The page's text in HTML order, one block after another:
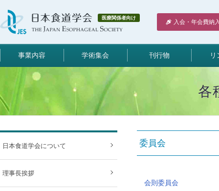
医療関係者向け
入会・年会費納
事業内容 学術集会 刊行物 リ
各
委員会
会則委員会
日本食道学会について
理事長挨拶